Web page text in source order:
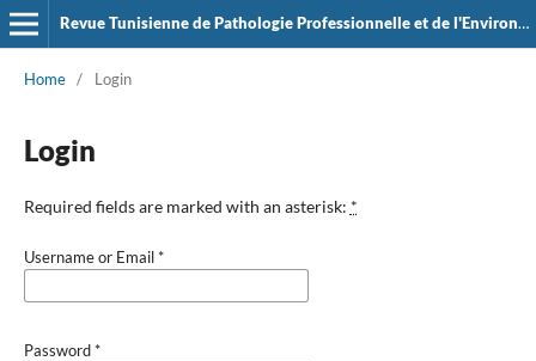
Revue Tunisienne de Pathologie Professionnelle et de l'Environement
Home / Login
Login
Required fields are marked with an asterisk: *
Username or Email*
Password*